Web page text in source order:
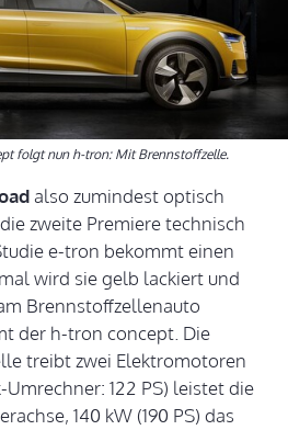
folgt nun h-tron: Mit Brennstoffzelle.
also zumindest optisch
zweite Premiere technisch
e-tron bekommt einen
wird sie gelb lackiert und
Brennstoffzellenauto
der h-tron concept. Die
treibt zwei Elektromotoren
122 PS) leistet die
140 kW (190 PS) das